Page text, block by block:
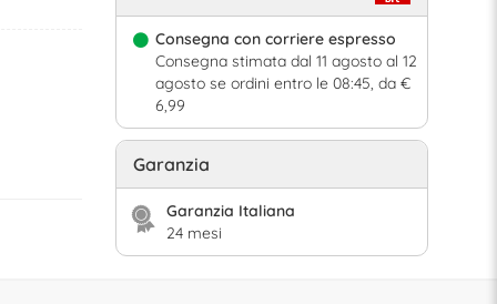
Consegna con corriere espresso
Consegna stimata dal 11 agosto al 12
agosto se ordini entro le 08:45, da €
6,99
Garanzia
Garanzia Italiana
24 mesi